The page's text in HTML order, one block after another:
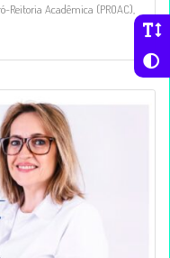
Reitoria Acadêmica (PROAC),